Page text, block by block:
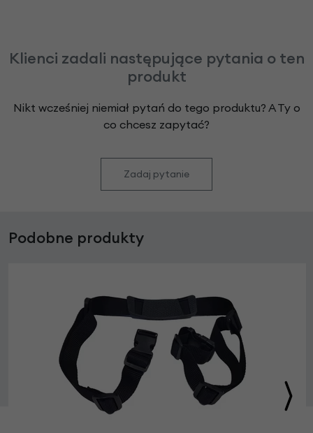
Klienci zadali następujące pytania o ten
produkt
Nikt wcześniej niemiał pytań do tego produktu? A Ty o
co chcesz zapytać?
Zadaj pytanie
Podobne produkty